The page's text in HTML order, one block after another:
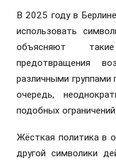
В 2025 году в
использовать
объясняют
предотвращения
различными
очередь,
подобных ограничений.
Жёсткая политика в
другой символики